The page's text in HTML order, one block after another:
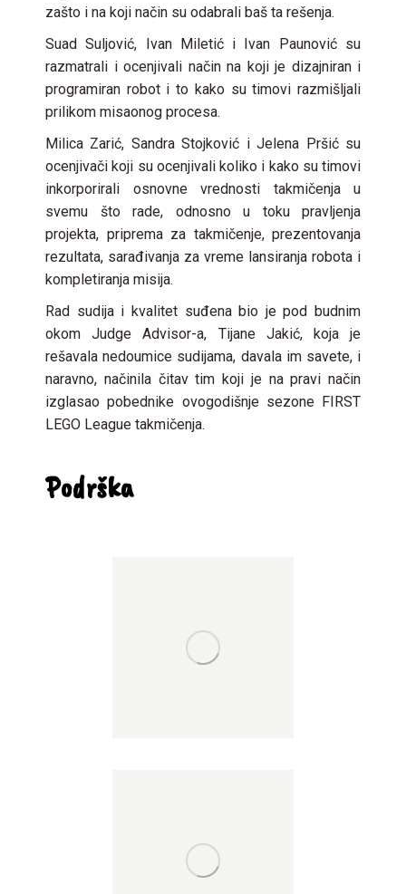
zašto i na koji način su odabrali baš ta rešenja.
Suad Suljović, Ivan Miletić i Ivan Paunović su
razmatrali i ocenjivali način na koji je dizajniran i
programiran robot i to kako su timovi razmišljali
prilikom misaonog procesa.
Milica Zarić, Sandra Stojković i Jelena Pršić su
ocenjivači koji su ocenjivali koliko i kako su timovi
inkorporirali osnovne vrednosti takmičenja u
svemu što rade, odnosno u toku pravljenja
projekta, priprema za takmičenje, prezentovanja
rezultata, sarađivanja za vreme lansiranja robota i
kompletiranja misija.
Rad sudija i kvalitet suđena bio je pod budnim
okom Judge Advisor-a, Tijane Jakić, koja je
rešavala nedoumice sudijama, davala im savete, i
naravno, načinila čitav tim koji je na pravi način
izglasao pobednike ovogodišnje sezone FIRST
LEGO League takmičenja.
Podrška